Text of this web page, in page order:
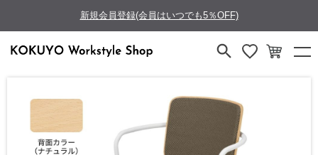
新規会員登録(会員はいつでも5％OFF)